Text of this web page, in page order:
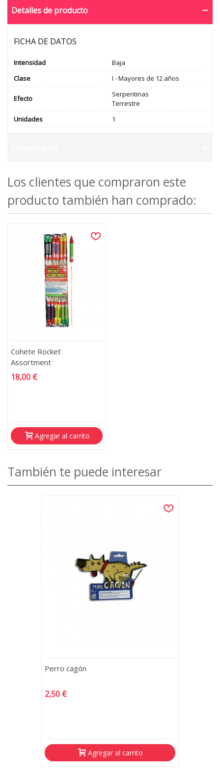
Detalles de producto
FICHA DE DATOS
Intensidad
Baja
Clase
I - Mayores de 12 años
Efecto
Serpentinas
Terrestre
Unidades
1
Los clientes que compraron este
producto también han comprado:
Cohete Rocket
Assortment
18,00 €
Agregar al carrito
También te puede interesar
Perro cagón
2,50 €
Agregar al carrito